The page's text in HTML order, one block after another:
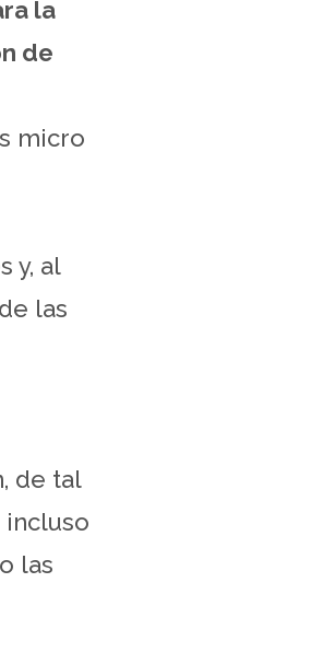
la
de
micro
y, al
las
de tal
incluso
las